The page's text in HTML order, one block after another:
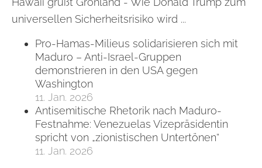
universellen Sicherheitsrisiko wird ...
Pro-Hamas-Milieus solidarisieren sich mit
Maduro – Anti-Israel-Gruppen
demonstrieren in den USA gegen
Washington
11. Jan. 2026
Antisemitische Rhetorik nach Maduro-
Festnahme: Venezuelas Vizepräsidentin
spricht von „zionistischen Untertönen“
11. Jan. 2026